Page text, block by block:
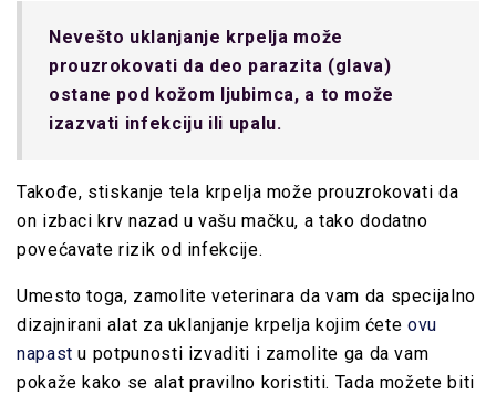
Nevešto uklanjanje krpelja može
prouzrokovati da deo parazita (glava)
ostane pod kožom ljubimca, a to može
izazvati infekciju ili upalu.
Takođe, stiskanje tela krpelja može prouzrokovati da
on izbaci krv nazad u vašu mačku, a tako dodatno
povećavate rizik od infekcije.
Umesto toga, zamolite veterinara da vam da specijalno
dizajnirani alat za uklanjanje krpelja kojim ćeteovu
napast u potpunosti izvaditi i zamolite ga da vam
pokaže kako se alat pravilno koristiti. Tada možete biti